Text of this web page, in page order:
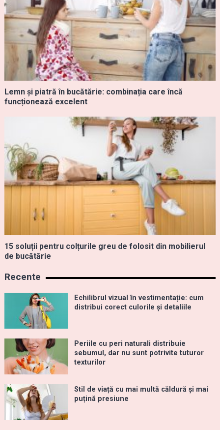
Lemn și piatră în bucătărie: combinația care încă
funcționează excelent
15 soluții pentru colțurile greu de folosit din mobilierul
de bucătărie
Recente
Echilibrul vizual în vestimentație: cum
distribui corect culorile și detaliile
Periile cu peri naturali distribuie
sebumul, dar nu sunt potrivite tuturor
texturilor
Stil de viață cu mai multă căldură și mai
puțină presiune